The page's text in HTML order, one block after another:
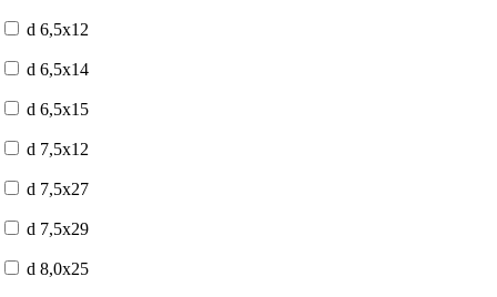
d 6,5x12
d 6,5x14
d 6,5x15
d 7,5x12
d 7,5x27
d 7,5x29
d 8,0x25